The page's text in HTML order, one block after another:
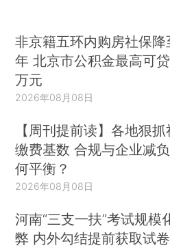
非京籍五环内购房社保降
年 北京市公积金最高可
万元
2026年08月08日
【周刊提前读】各地狠
缴费基数 合规与企业减
何平衡？
2026年08月08日
河南“三支一扶”考试规模
弊 内外勾结提前获取试卷